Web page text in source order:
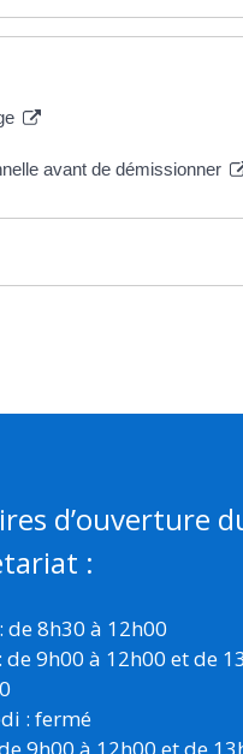
avant de démissionner
d’ouverture
:
8h30 à 12h00
9h00 à 12h00 et de
: fermé